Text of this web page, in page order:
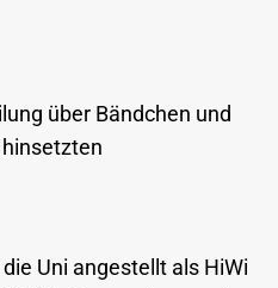
über Bändchen und
Uni angestellt als HiWi